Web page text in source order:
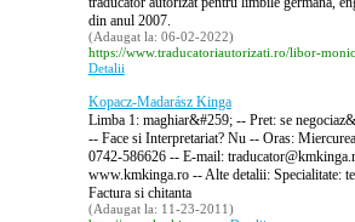
din anul 2007.
(Adaugat la: 06-02-2022)
https://www.traducatoriautorizati.ro/libor-
Detalii
Kopacz-Madarász Kinga
Limba 1: maghiar&#259; -- Pret: se
-- Face si Interpretariat? Nu -- Oras:
0742-586626 -- E-mail:
www.kmkinga.ro -- Alte detalii: Specialitate:
Factura si chitanta
(Adaugat la: 11-23-2011)